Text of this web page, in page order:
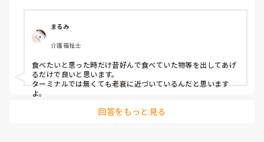
拒否があったら何回かだけトライしてそれでも拒否があれば
中止にしていいという話が出てるのですが そうなると1割も
食べれず1口2口になるので、メイバランス1日3本摂取する
ようになるそうです。
半分位はだましだましでも 食べさせたいと思うのですが 本
人の意志を尊重して中止した方がいいのでしょうか？
内臓系で悪いところはないので ターミナルとかの人ではあ
りません。
まるみ
介護福祉士
食べたいと思った時だけ昔好んで食べていた物等を出してあげ
るだけで良いと思います。
ターミナルでは無くても老衰に近づいているんだと思います
よ。
回答をもっと見る